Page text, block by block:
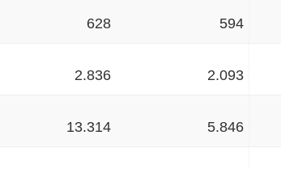
594
628
2.093
2.836
5.846
13.314